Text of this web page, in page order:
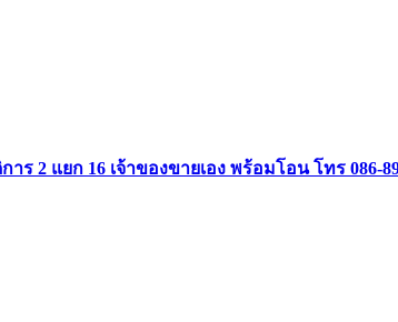
2 แยก 16 เจ้าของขายเอง พร้อมโอน โทร 086-